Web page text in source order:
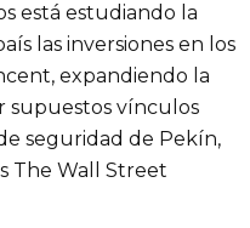
está estudiando la
las inversiones en los
expandiendo la
supuestos vínculos
seguridad de Pekín,
The Wall Street